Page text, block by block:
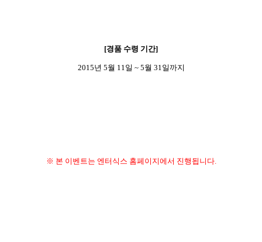
[경품 수령 기간]
2015년 5월 11 일 ~ 5월 31 일까지
※ 본 이벤트는 엔터식스 홈페이지에서 진행됩니다.